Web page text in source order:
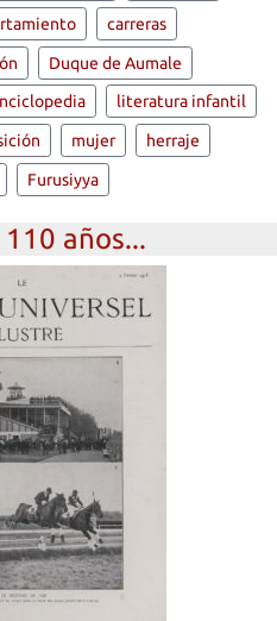
carreras
Duque de Aumale
literatura infantil
mujer herraje
Furusiyya
110 años...